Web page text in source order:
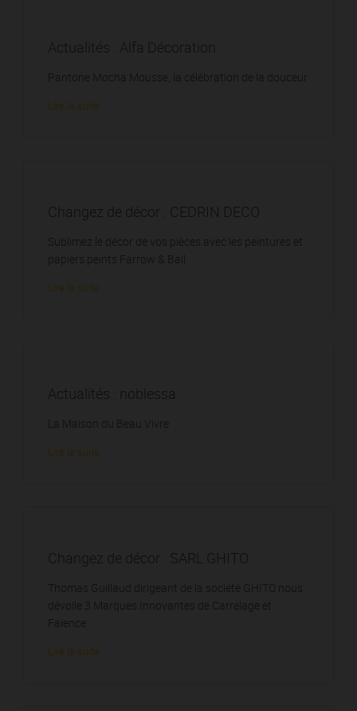
Actualités : Alfa Décoration
Pantone Mocha Mousse, la célébration de la douceur
Lire la suite
Changez de décor : CEDRIN DECO
Sublimez le décor de vos pièces avec les peintures et
papiers peints Farrow & Ball
Lire la suite
Actualités : noblessa
La Maison du Beau Vivre
Lire la suite
Changez de décor : SARL GHITO
Thomas Guillaud dirigeant de la société GHITO nous
dévoile 3 Marques Innovantes de Carrelage et
Faïence
Lire la suite